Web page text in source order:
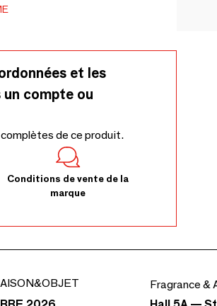
et les
compte ou
de ce produit.
Conditions de vente de la
marque
Fragrance &